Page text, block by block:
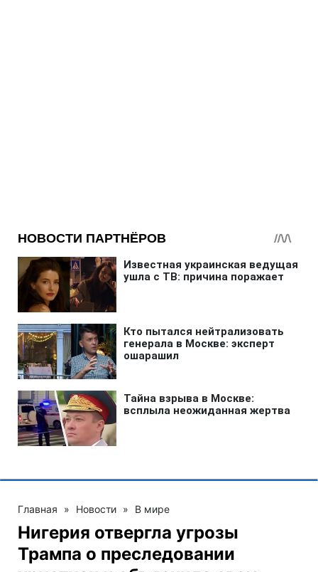
Главная » Новости » В мире
Нигерия отвергла угрозы
Трампа о преследовании